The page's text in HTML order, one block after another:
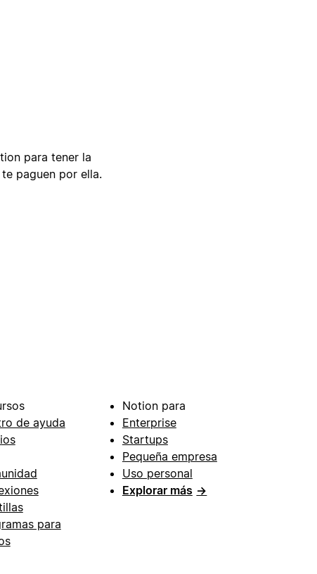
para tener la
paguen por ella.
de ayuda
para
Notion para
Enterprise
Startups
Pequeña empresa
Uso personal
Explorar más →